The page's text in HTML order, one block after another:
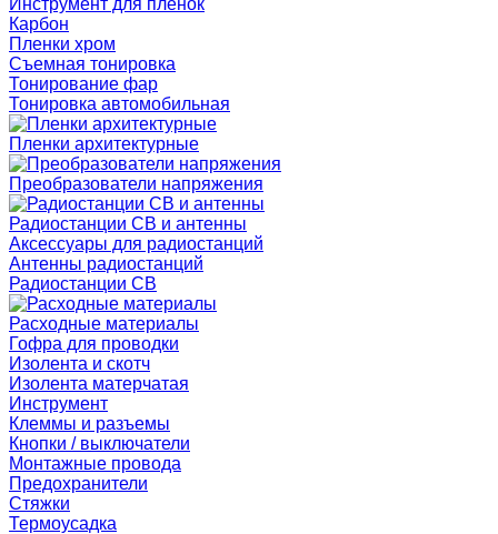
Инструмент для пленок
Карбон
Пленки хром
Съемная тонировка
Тонирование фар
Тонировка автомобильная
Пленки архитектурные
Преобразователи напряжения
Радиостанции CB и антенны
Аксессуары для радиостанций
Антенны радиостанций
Радиостанции CB
Расходные материалы
Гофра для проводки
Изолента и скотч
Изолента матерчатая
Инструмент
Клеммы и разъемы
Кнопки / выключатели
Монтажные провода
Предохранители
Стяжки
Термоусадка